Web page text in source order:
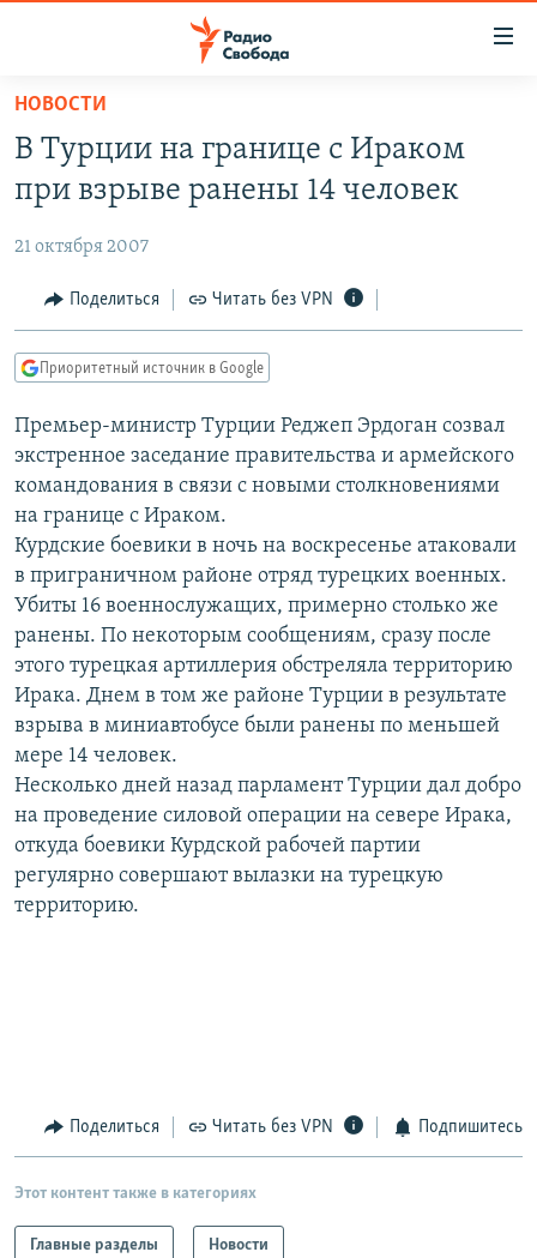
упрощенного
доступа
основному
Вернутся
главной
навигации
Вернутся
поиску
ПОДКАСТЫ
АВТОРСКИЕ ПРОЕКТЫ
ЦИТАТЫ СВОБОДЫ
МНЕНИЯ
IDEL.РЕАЛИИ
КАВКАЗ.РЕАЛИИ
СЕВЕР.РЕАЛИИ
СИБИРЬ.РЕАЛИИ
РАСПИСАНИЕ ВЕЩАНИЯ
ПОДПИШИТЕСЬ НА РАССЫЛКУ
СОЦИАЛЬНЫЕ СЕТИ
Все сайты РСЕ/РС
НОВОСТИ
В Турции на границе с Ираком
при взрыве ранены 14 человек
21 октября 2007
Поделиться Читать без VPN
Приоритетный источник в Google
Премьер-министр Турции Реджеп Эрдоган созвал
экстренное заседание правительства и армейского
командования в связи с новыми столкновениями
на границе с Ираком.
Курдские боевики в ночь на воскресенье атаковали
в приграничном районе отряд турецких военных.
Убиты 16 военнослужащих, примерно столько же
ранены. По некоторым сообщениям, сразу после
этого турецкая артиллерия обстреляла территорию
Ирака. Днем в том же районе Турции в результате
взрыва в миниавтобусе были ранены по меньшей
мере 14 человек.
Несколько дней назад парламент Турции дал добро
на проведение силовой операции на севере Ирака,
откуда боевики Курдской рабочей партии
регулярно совершают вылазки на турецкую
территорию.
Поделиться Читать без VPN Подпишитесь
Этот контент также в категориях
Главные разделы Новости